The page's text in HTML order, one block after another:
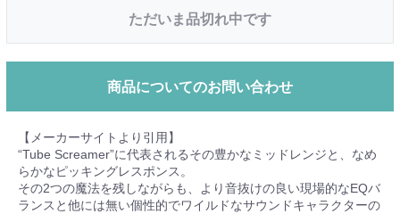
ただいま品切れ中です
商品についてのお問い合わせ
【メーカーサイトより引用】
“Tube Screamer”に代表されるその豊かなミッドレンジと、なめ
らかなピッキングレスポンス。
その2つの魔法を残しながらも、より音抜けの良い現場的なEQバ
ランスと他には無い個性的でワイルドなサウンドキャラクターの